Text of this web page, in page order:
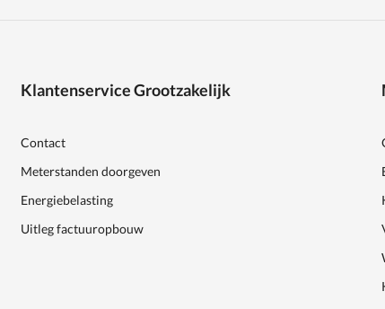
Klantenservice Grootzakelijk
Contact
Meterstanden doorgeven
Energiebelasting
Uitleg factuuropbouw